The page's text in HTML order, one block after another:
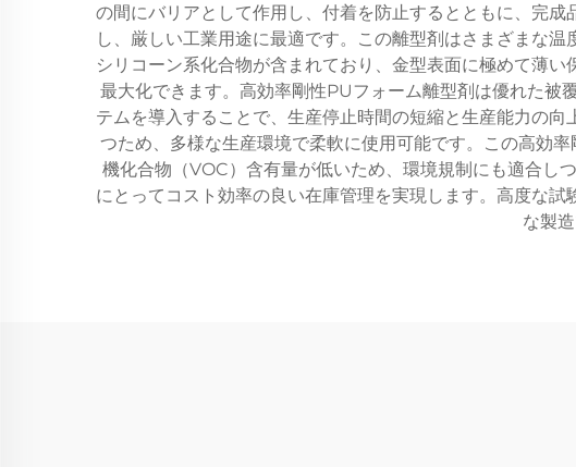
の間にバリアとして作用し、付着を防止するとともに、完
し、厳しい工業用途に最適です。この離型剤はさまざまな
シリコーン系化合物が含まれており、金型表面に極めて薄
最大化できます。高効率剛性PUフォーム離型剤は優れた被
テムを導入することで、生産停止時間の短縮と生産能力の
つため、多様な生産環境で柔軟に使用可能です。この高効
機化合物（VOC）含有量が低いため、環境規制にも適合し
にとってコスト効率の良い在庫管理を実現します。高度な
な製